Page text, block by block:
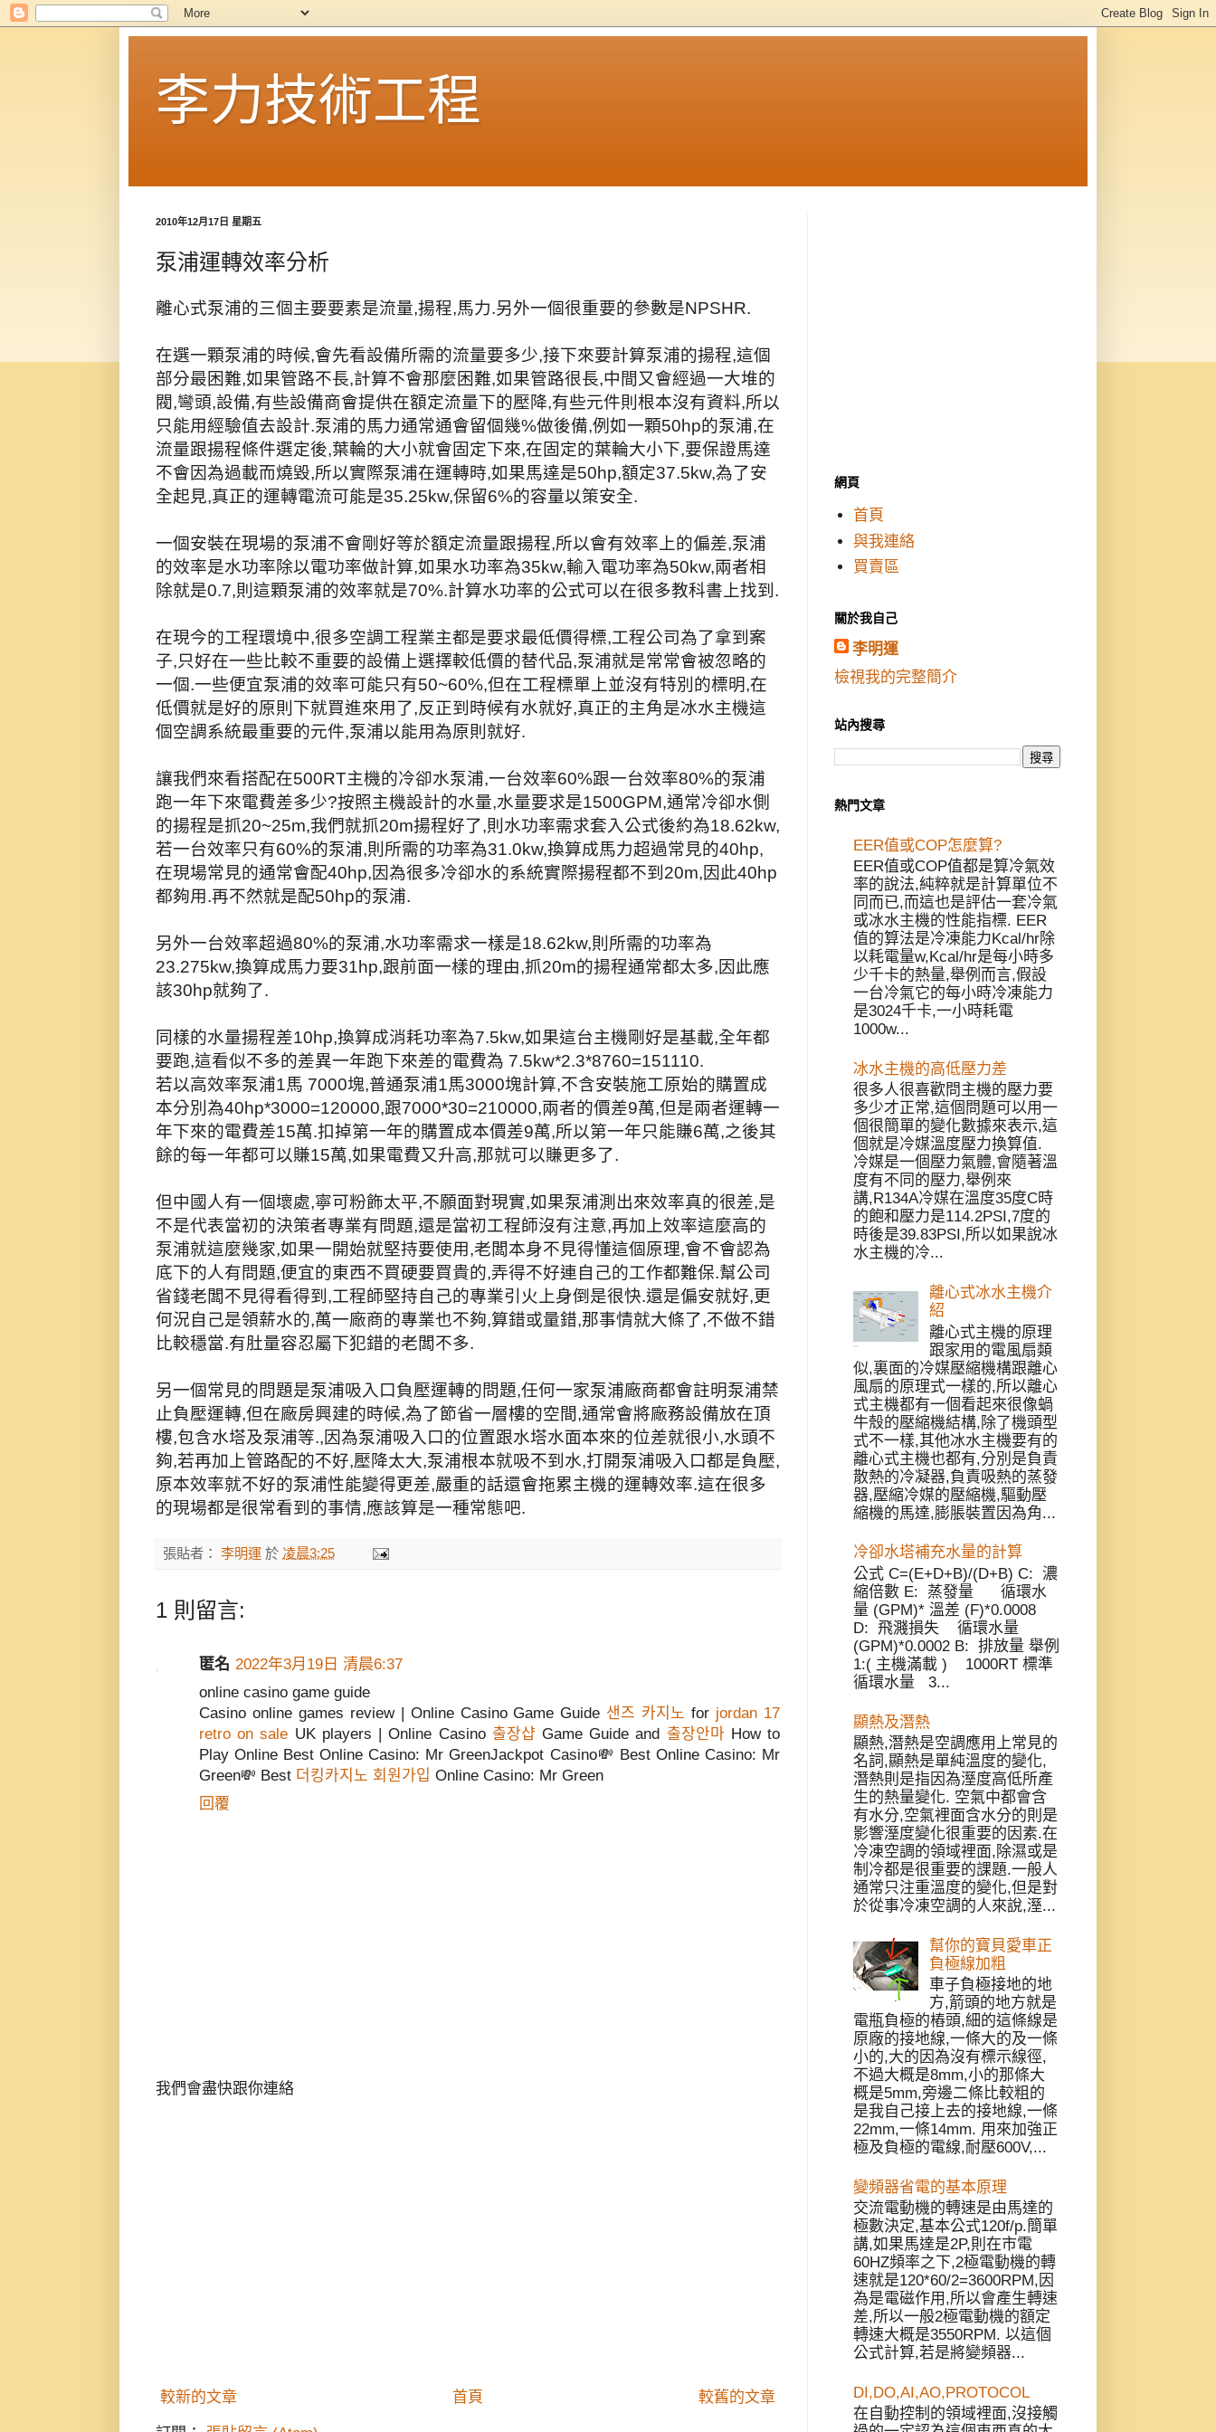
李力技術工程
2010年12月17日 星期五
泵浦運轉效率分析
離心式泵浦的三個主要要素是流量,揚程,馬力.另外一個很重要的參數是NPSHR.
在選一顆泵浦的時候,會先看設備所需的流量要多少,接下來要計算泵浦的揚程,這個
部分最困難,如果管路不長,計算不會那麼困難,如果管路很長,中間又會經過一大堆的
閥,彎頭,設備,有些設備商會提供在額定流量下的壓降,有些元件則根本沒有資料,所以
只能用經驗值去設計.泵浦的馬力通常通會留個幾%做後備,例如一顆50hp的泵浦,在
流量跟揚程條件選定後,葉輪的大小就會固定下來,在固定的葉輪大小下,要保證馬達
不會因為過載而燒毀,所以實際泵浦在運轉時,如果馬達是50hp,額定37.5kw,為了安
全起見,真正的運轉電流可能是35.25kw,保留6%的容量以策安全.
一個安裝在現場的泵浦不會剛好等於額定流量跟揚程,所以會有效率上的偏差,泵浦
的效率是水功率除以電功率做計算,如果水功率為35kw,輸入電功率為50kw,兩者相
除就是0.7,則這顆泵浦的效率就是70%.計算水功率的公式可以在很多教科書上找到.
在現今的工程環境中,很多空調工程業主都是要求最低價得標,工程公司為了拿到案
子,只好在一些比較不重要的設備上選擇較低價的替代品,泵浦就是常常會被忽略的
一個.一些便宜泵浦的效率可能只有50~60%,但在工程標單上並沒有特別的標明,在
低價就是好的原則下就買進來用了,反正到時候有水就好,真正的主角是冰水主機這
個空調系統最重要的元件,泵浦以能用為原則就好.
讓我們來看搭配在500RT主機的冷卻水泵浦,一台效率60%跟一台效率80%的泵浦
跑一年下來電費差多少?按照主機設計的水量,水量要求是1500GPM,通常冷卻水側
的揚程是抓20~25m,我們就抓20m揚程好了,則水功率需求套入公式後約為18.62kw,
若一台效率只有60%的泵浦,則所需的功率為31.0kw,換算成馬力超過常見的40hp,
在現場常見的通常會配40hp,因為很多冷卻水的系統實際揚程都不到20m,因此40hp
都夠用.再不然就是配50hp的泵浦.
另外一台效率超過80%的泵浦,水功率需求一樣是18.62kw,則所需的功率為
23.275kw,換算成馬力要31hp,跟前面一樣的理由,抓20m的揚程通常都太多,因此應
該30hp就夠了.
同樣的水量揚程差10hp,換算成消耗功率為7.5kw,如果這台主機剛好是基載,全年都
要跑,這看似不多的差異一年跑下來差的電費為 7.5kw*2.3*8760=151110.
若以高效率泵浦1馬 7000塊,普通泵浦1馬3000塊計算,不含安裝施工原始的購置成
本分別為40hp*3000=120000,跟7000*30=210000,兩者的價差9萬,但是兩者運轉一
年下來的電費差15萬.扣掉第一年的購置成本價差9萬,所以第一年只能賺6萬,之後其
餘的每一年都可以賺15萬,如果電費又升高,那就可以賺更多了.
但中國人有一個壞處,寧可粉飾太平,不願面對現實,如果泵浦測出來效率真的很差,是
不是代表當初的決策者專業有問題,還是當初工程師沒有注意,再加上效率這麼高的
泵浦就這麼幾家,如果一開始就堅持要使用,老闆本身不見得懂這個原理,會不會認為
底下的人有問題,便宜的東西不買硬要買貴的,弄得不好連自己的工作都難保.幫公司
省錢老闆不見得看得到,工程師堅持自己的專業引火上身倒是很快.還是偏安就好,更
何況自己是領薪水的,萬一廠商的專業也不夠,算錯或量錯,那事情就大條了,不做不錯
比較穩當.有肚量容忍屬下犯錯的老闆不多.
另一個常見的問題是泵浦吸入口負壓運轉的問題,任何一家泵浦廠商都會註明泵浦禁
止負壓運轉,但在廠房興建的時候,為了節省一層樓的空間,通常會將廠務設備放在頂
樓,包含水塔及泵浦等.,因為泵浦吸入口的位置跟水塔水面本來的位差就很小,水頭不
夠,若再加上管路配的不好,壓降太大,泵浦根本就吸不到水,打開泵浦吸入口都是負壓,
原本效率就不好的泵浦性能變得更差,嚴重的話還會拖累主機的運轉效率.這在很多
的現場都是很常看到的事情,應該算是一種常態吧.
張貼者： 李明運 於 凌晨3:25
1 則留言:
匿名 2022年3月19日 清晨6:37
online casino game guide
Casino online games review | Online Casino Game Guide 샌즈 카지노 for jordan 17
retro on sale UK players | Online Casino 출장샵 Game Guide and 출장안마How to
Play Online Best Online Casino: Mr GreenJackpot Casino💸 Best Online Casino: Mr
Green💸 Best 더킹카지노 회원가입 Online Casino: Mr Green
回覆
我們會盡快跟你連絡
較新的文章 較舊的文章
首頁
網頁
首頁
與我連絡
買賣區
關於我自己
李明運
檢視我的完整簡介
站內搜尋
熱門文章
EER值或COP怎麼算?
EER值或COP值都是算冷氣效
率的說法,純粹就是計算單位不
同而已,而這也是評估一套冷氣
或冰水主機的性能指標. EER
值的算法是冷凍能力Kcal/hr除
以耗電量w,Kcal/hr是每小時多
少千卡的熱量,舉例而言,假設
一台冷氣它的每小時冷凍能力
是3024千卡,一小時耗電
1000w...
冰水主機的高低壓力差
很多人很喜歡問主機的壓力要
多少才正常,這個問題可以用一
個很簡單的變化數據來表示,這
個就是冷媒溫度壓力換算值.
冷媒是一個壓力氣體,會隨著溫
度有不同的壓力,舉例來
講,R134A冷媒在溫度35度C時
的飽和壓力是114.2PSI,7度的
時後是39.83PSI,所以如果說冰
水主機的冷...
離心式冰水主機介
紹
離心式主機的原理
跟家用的電風扇類
似,裏面的冷媒壓縮機構跟離心
風扇的原理式一樣的,所以離心
式主機都有一個看起來很像蝸
牛殼的壓縮機結構,除了機頭型
式不一樣,其他冰水主機要有的
離心式主機也都有,分別是負責
散熱的冷凝器,負責吸熱的蒸發
器,壓縮冷媒的壓縮機,驅動壓
縮機的馬達,膨脹裝置因為角...
冷卻水塔補充水量的計算
公式 C=(E+D+B)/(D+B) C: 濃
縮倍數 E: 蒸發量 循環水
量 (GPM)* 溫差 (F)*0.0008
D: 飛濺損失 循環水量
(GPM)*0.0002 B: 排放量 舉例
1:( 主機滿載 ) 1000RT 標準
循環水量 3...
顯熱及潛熱
顯熱,潛熱是空調應用上常見的
名詞,顯熱是單純溫度的變化,
潛熱則是指因為溼度高低所產
生的熱量變化. 空氣中都會含
有水分,空氣裡面含水分的則是
影響溼度變化很重要的因素.在
冷凍空調的領域裡面,除濕或是
制冷都是很重要的課題.一般人
通常只注重溫度的變化,但是對
於從事冷凍空調的人來說,溼...
幫你的寶貝愛車正
負極線加粗
車子負極接地的地
方,箭頭的地方就是
電瓶負極的樁頭,細的這條線是
原廠的接地線,一條大的及一條
小的,大的因為沒有標示線徑,
不過大概是8mm,小的那條大
概是5mm,旁邊二條比較粗的
是我自己接上去的接地線,一條
22mm,一條14mm. 用來加強正
極及負極的電線,耐壓600V,...
變頻器省電的基本原理
交流電動機的轉速是由馬達的
極數決定,基本公式120f/p.簡單
講,如果馬達是2P,則在市電
60HZ頻率之下,2極電動機的轉
速就是120*60/2=3600RPM,因
為是電磁作用,所以會產生轉速
差,所以一般2極電動機的額定
轉速大概是3550RPM. 以這個
公式計算,若是將變頻器...
DI,DO,AI,AO,PROTOCOL
在自動控制的領域裡面,沒接觸